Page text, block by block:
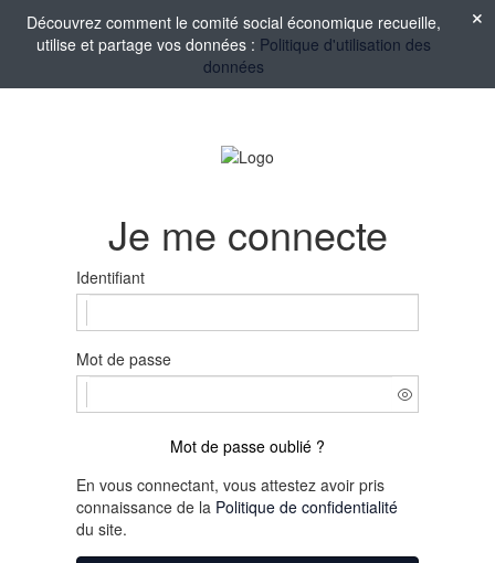
Découvrez comment le comité social économique recueille,
utilise et partage vos données : Politique d'utilisation des
données
Je me connecte
Identifiant
Mot de passe
Mot de passe oublié ?
En vous connectant, vous attestez avoir pris
connaissance de la Politique de confidentialité
du site.